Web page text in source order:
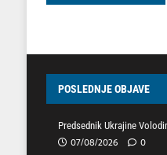
POSLEDNJE OBJAVE
Predsednik Ukrajine
07/08/2026 0